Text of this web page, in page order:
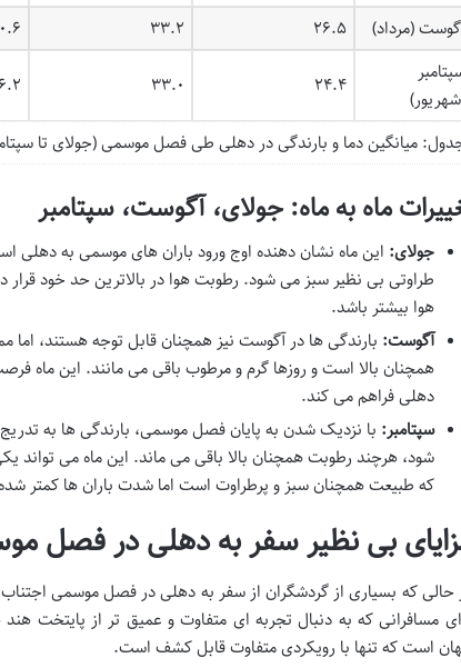
(مرداد)
۲۶.۵ ۳۳.۲
۲۴.۴ ۳۳.۰
میانگین دما و بارندگی در دهلی طی فصل موسمی (جولای تا
ماه به ماه: جولای، آگوست، سپتامبر
جولای: این ماه نشان دهنده اوج ورود باران های موسمی به دهلی
طراوتی بی نظیر سبز می شود. رطوبت هوا در بالاترین حد خود
هوا بیشتر باشد.
آگوست: بارندگی ها در آگوست نیز همچنان قابل توجه هستند،
همچنان بالا است و روزها گرم و مرطوب باقی می مانند. این ماه
دهلی فراهم می کند.
سپتامبر: با نزدیک شدن به پایان فصل موسمی، بارندگی ها به
شود، هرچند رطوبت همچنان بالا باقی می ماند. این ماه می تواند
که طبیعت همچنان سبز و پرطراوت است اما شدت باران ها کمتر
بی نظیر سفر به دهلی در فصل
حالی که بسیاری از گردشگران از سفر به دهلی در فصل موسمی
مسافرانی که به دنبال تجربه ای متفاوت و عمیق تر از پایتخت
است که تنها با رویکردی متفاوت قابل کشف است.